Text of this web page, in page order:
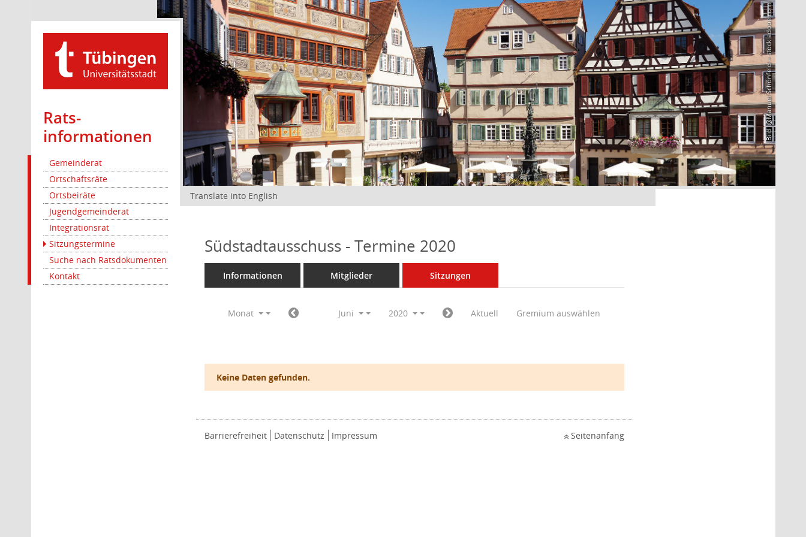
Rats­
informationen
Gemeinderat
Ortschaftsräte
Ortsbeiräte
Jugendgemeinderat
Integrationsrat
Sitzungstermine
Suche nach Ratsdokumenten
Kontakt
Bild: @Manuel Schönfeld – stock.adobe.com
Translate into English
Südstadtausschuss - Termine 2020
Informationen Mitglieder Sitzungen
Monat Juni 2020 Aktuell Gremium auswählen
Keine Daten gefunden.
Barrierefreiheit Datenschutz Impressum Seitenanfang